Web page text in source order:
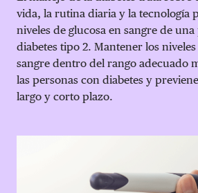
Programas
Quienes somos
vida, la rutina diaria y la tecnología
niveles de glucosa en sangre de
diabetes tipo 2. Mantener los
sangre dentro del rango adecuado
las personas con diabetes y
largo y corto plazo.